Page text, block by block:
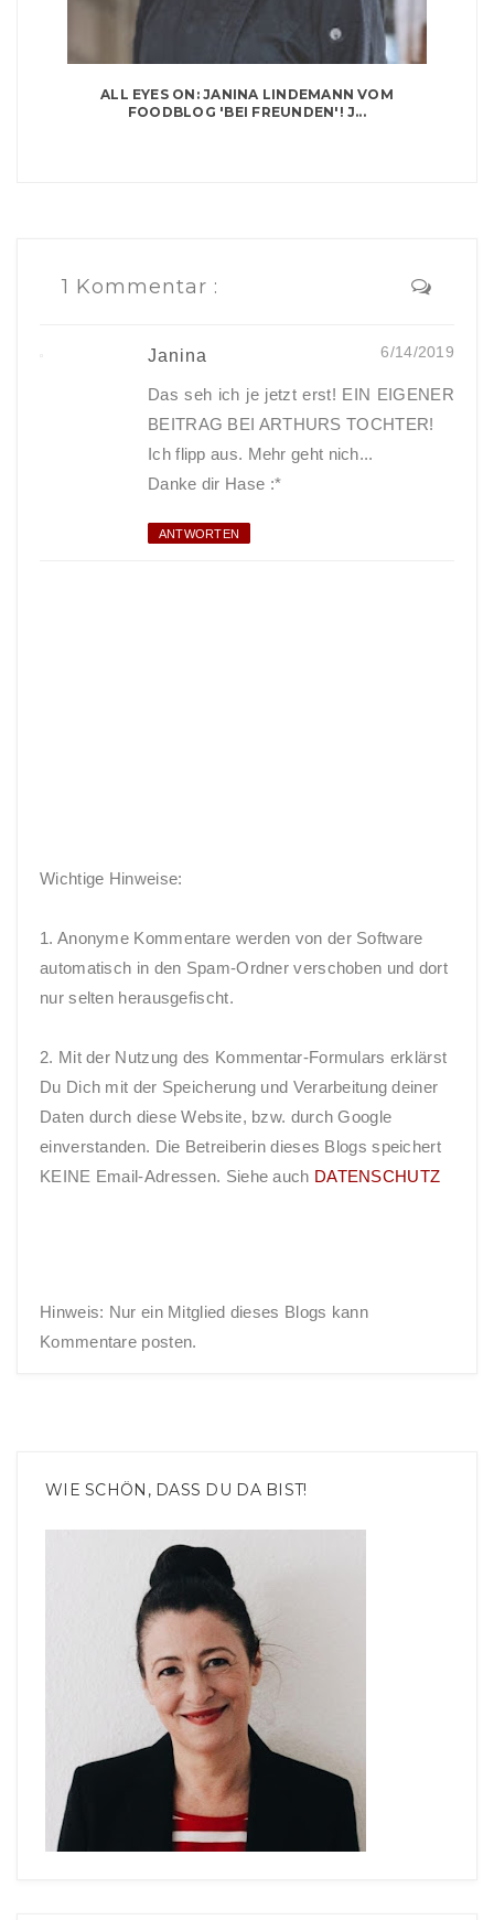
ALL EYES ON: JANINA LINDEMANN VOM
FOODBLOG 'BEI FREUNDEN'! J...
1 Kommentar :
Janina 6/14/2019
Das seh ich je jetzt erst! EIN EIGENER
BEITRAG BEI ARTHURS TOCHTER!
Ich flipp aus. Mehr geht nich...
Danke dir Hase :*
ANTWORTEN
Wichtige Hinweise:
1. Anonyme Kommentare werden von der Software
automatisch in den Spam-Ordner verschoben und dort
nur selten herausgefischt.
2. Mit der Nutzung des Kommentar-Formulars erklärst
Du Dich mit der Speicherung und Verarbeitung deiner
Daten durch diese Website, bzw. durch Google
einverstanden. Die Betreiberin dieses Blogs speichert
KEINE Email-Adressen. Siehe auch DATENSCHUTZ
Hinweis: Nur ein Mitglied dieses Blogs kann
Kommentare posten.
WIE SCHÖN, DASS DU DA BIST!